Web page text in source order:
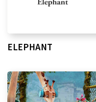
ELEPHANT